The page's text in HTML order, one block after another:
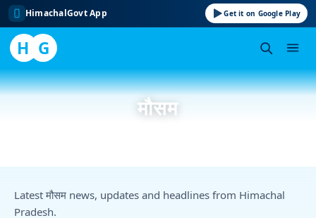
HimachalGovt App Get it on Google Play
H G
Skip
to
मौसम
Latest मौसम news, updates and headlines from Himachal
Pradesh.